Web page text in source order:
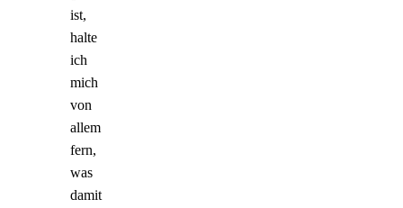
ist,
halte
ich
mich
von
allem
fern,
was
damit